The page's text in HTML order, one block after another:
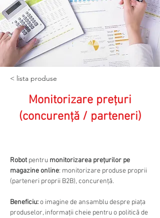
< lista produse
Monitorizare preţuri
(concurenţă / parteneri)
Robot pentru monitorizarea preţurilor pe
magazine online: monitorizare produse proprii
(parteneri proprii B2B), concurenţă.
Beneficiu: o imagine de ansamblu despre piaţa
produselor, informaţii cheie pentru o politică de